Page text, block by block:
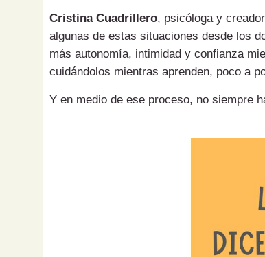
Cristina Cuadrillero, psicóloga y
algunas de estas situaciones desde los
más autonomía, intimidad y confianza
cuidándolos mientras aprenden, poco a
Y en medio de ese proceso, no siempre